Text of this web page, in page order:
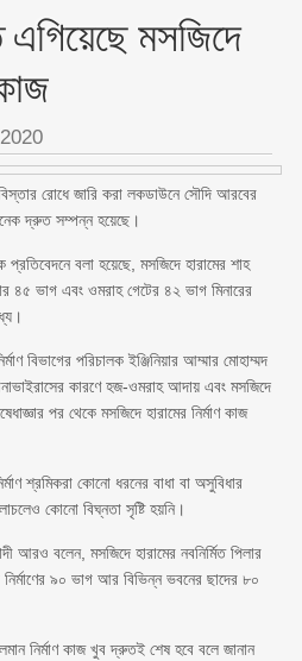
মসজিদে
রোধে জারি করা লকডাউনে সৌদি আরবের
দ্রুত সম্পন্ন হয়েছে।
বলা হয়েছে, মসজিদে হারামের শাহ
৪৫ ভাগ এবং ওমরাহ গেটের ৪২ ভাগ মিনারের
বিভাগের পরিচালক ইঞ্জিনিয়ার আম্মার মোহাম্মদ
কারণে হজ-ওমরাহ আদায় এবং মসজিদে
পর থেকে মসজিদে হারামের নির্মাণ কাজ
শ্রমিকরা কোনো ধরনের বাধা বা অসুবিধার
কোনো বিঘ্নতা সৃষ্টি হয়নি।
আরও বলেন, মসজিদে হারামের নবনির্মিত পিলার
নির্মাণের ৯০ ভাগ আর বিভিন্ন ভবনের ছাদের ৮০
নির্মাণ কাজ খুব দ্রুতই শেষ হবে বলে জানান